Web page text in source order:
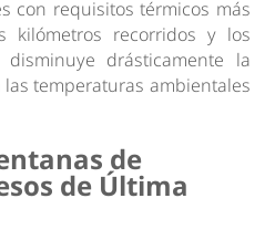
con requisitos térmicos más
kilómetros recorridos y los
drásticamente la
temperaturas ambientales
de
de Última